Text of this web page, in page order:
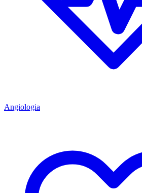
Angiologia